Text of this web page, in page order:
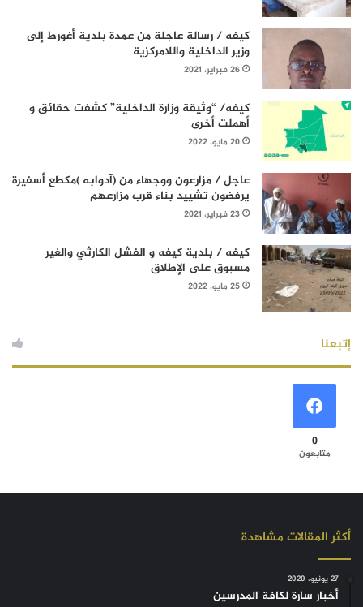
كيفه / رسالة عاجلة من عمدة بلدية أغورط إلى
وزير الداخلية واللامركزية
26 فبراير، 2021
كيفه/ “وثيقة وزارة الداخلية” كشفت حقائق و
أهملت أخرى
20 مايو، 2022
عاجل / مزارعون ووجهاء من (آدوابه )مكطع أسفيرة
يرفضون تشييد بناء قرب مزارعهم
23 فبراير، 2021
كيفه / بلدية كيفه و الفشل الكارثي والغير
مسبوق على الإطلاق
25 مايو، 2022
إتبعنا
0
متابعون
أكثر المقالات مشاهدة
27 يونيو، 2020
أخبار سارة لكافة المدرسين